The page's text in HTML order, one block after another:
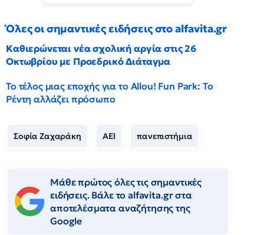
Όλες οι σημαντικές ειδήσεις στο alfavita.gr
Καθιερώνεται νέα σχολική αργία στις 26
Οκτωβρίου με Προεδρικό Διάταγμα
Το τέλος μιας εποχής για το Allou! Fun Park: Το
Ρέντη αλλάζει πρόσωπο
Σοφία Ζαχαράκη ΑΕΙ πανεπιστήμια
Μάθε πρώτος όλες τις σημαντικές
ειδήσεις. Βάλε το alfavita.gr στα
αποτελέσματα αναζήτησης της
Google